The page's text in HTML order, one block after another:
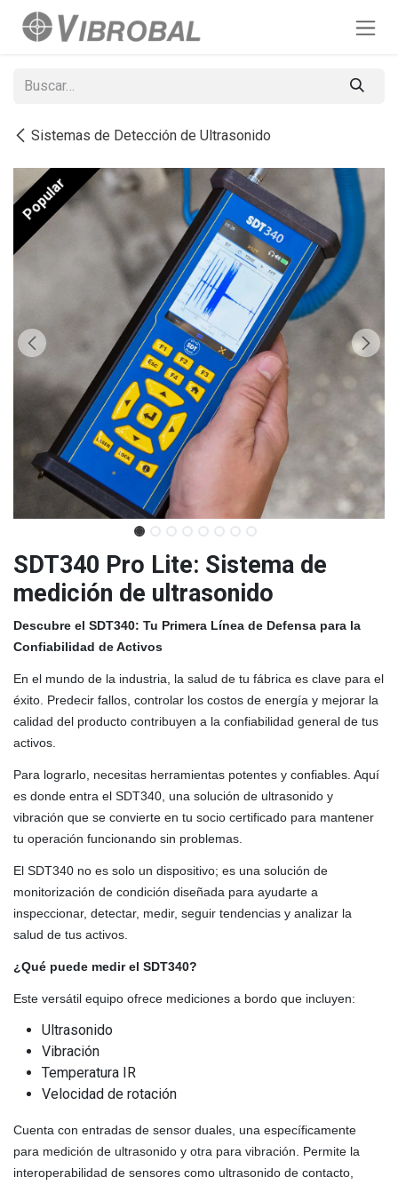
Ir al contenido
Sistemas de Detección de Ultrasonido
Popular
SDT340 Pro Lite: Sistema de
medición de ultrasonido
Descubre el SDT340: Tu Primera Línea de Defensa para la
Confiabilidad de Activos
En el mundo de la industria, la salud de tu fábrica es clave para el
éxito. Predecir fallos, controlar los costos de energía y mejorar la
calidad del producto contribuyen a la confiabilidad general de tus
activos.
Para lograrlo, necesitas herramientas potentes y confiables. Aquí
es donde entra el SDT340, una solución de ultrasonido y
vibración que se convierte en tu socio certificado para mantener
tu operación funcionando sin problemas.
El SDT340 no es solo un dispositivo; es una solución de
monitorización de condición diseñada para ayudarte a
inspeccionar, detectar, medir, seguir tendencias y analizar la
salud de tus activos.
¿Qué puede medir el SDT340?
Este versátil equipo ofrece mediciones a bordo que incluyen:
Ultrasonido
Vibración
Temperatura IR
Velocidad de rotación
Cuenta con entradas de sensor duales, una específicamente
para medición de ultrasonido y otra para vibración. Permite la
interoperabilidad de sensores como ultrasonido de contacto,